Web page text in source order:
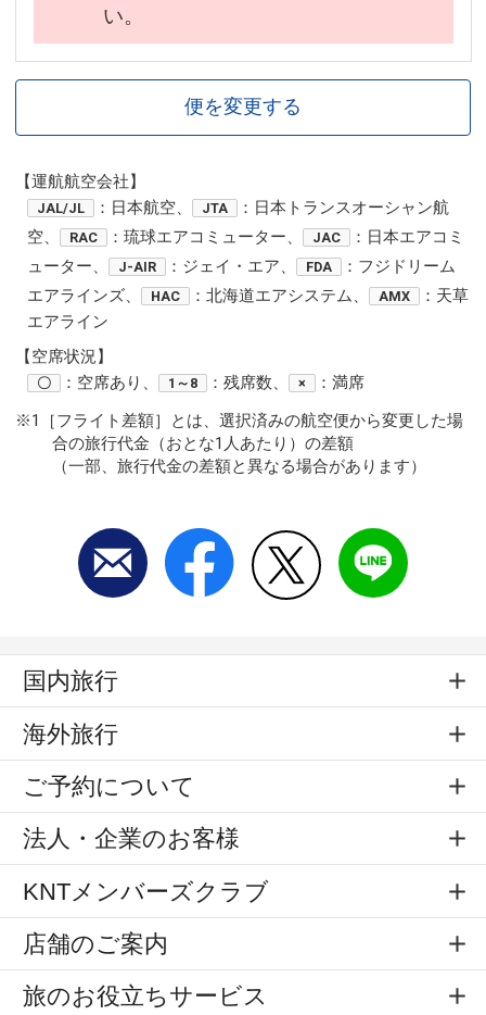
い。
便を変更する
【運航航空会社】
JAL/JL ：日本航空、 JTA
：日本トランスオーシャン航
空、
RAC ：琉球エアコミューター、 JAC
：日本エアコミ
ューター、
J-AIR ：ジェイ・エア、 FDA
：フジドリーム
エアラインズ、
HAC ：北海道エアシステム、 AMX
：天草
エアライン
【空席状況】
〇 ：空席あり、 1～8 ：残席数、 ×
：満席
※1［フライト差額］とは、選択済みの航空便から変更した場
合の旅行代金（おとな1人あたり）の差額
（一部、旅行代金の差額と異なる場合があります）
国内旅行
海外旅行
ご予約について
法人・企業のお客様
KNTメンバーズクラブ
店舗のご案内
旅のお役立ちサービス